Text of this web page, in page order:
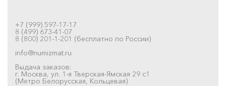
+7 (999) 597-17-17
8 (499) 673-41-07
8 (800) 201-1-201 (бесплатно по России)
info@numizmat.ru
Выдача заказов:
г. Москва, ул. 1-я Тверская-Ямская 29 с1
(Метро Белорусская, Кольцевая)